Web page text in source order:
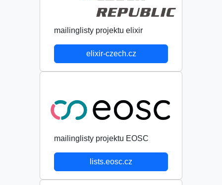
mailinglisty projektu elixir
elixir-czech.cz
mailinglisty projektu EOSC
lists.eosc.cz